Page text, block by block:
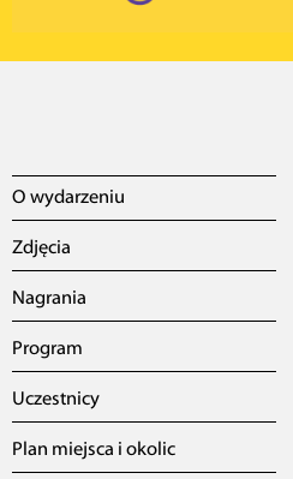
O wydarzeniu
Zdjęcia
Nagrania
Program
Uczestnicy
Plan miejsca i okolic